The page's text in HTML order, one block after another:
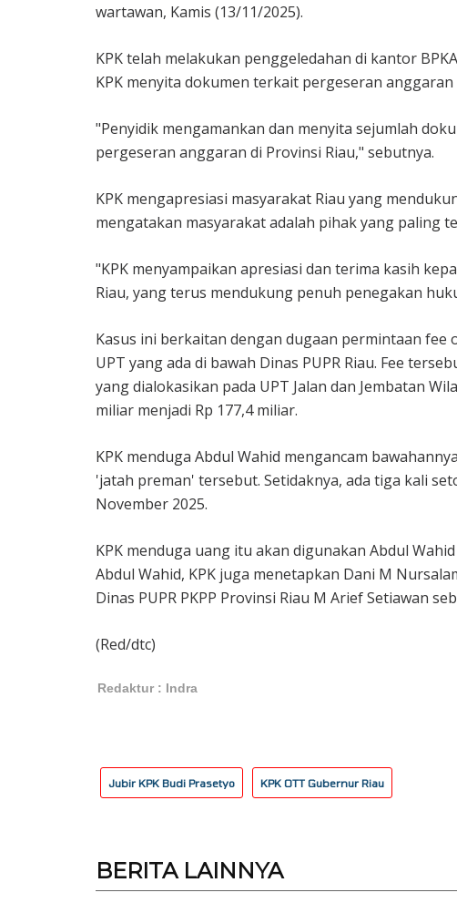
wartawan, Kamis (13/11/2025).
KPK telah melakukan penggeledahan di kantor
KPK menyita dokumen terkait pergeseran anggaran
"Penyidik mengamankan dan menyita sejumlah
pergeseran anggaran di Provinsi Riau," sebutnya.
KPK mengapresiasi masyarakat Riau yang
mengatakan masyarakat adalah pihak yang paling
"KPK menyampaikan apresiasi dan terima kasih
Riau, yang terus mendukung penuh penegakan
Kasus ini berkaitan dengan dugaan permintaan fee
UPT yang ada di bawah Dinas PUPR Riau. Fee
yang dialokasikan pada UPT Jalan dan Jembatan
miliar menjadi Rp 177,4 miliar.
KPK menduga Abdul Wahid mengancam
'jatah preman' tersebut. Setidaknya, ada tiga kali
November 2025.
KPK menduga uang itu akan digunakan Abdul
Abdul Wahid, KPK juga menetapkan Dani M
Dinas PUPR PKPP Provinsi Riau M Arief Setiawan
(Red/dtc)
Redaktur : Indra
Jubir KPK Budi Prasetyo KPK OTT Gubernur Riau
BERITA LAINNYA